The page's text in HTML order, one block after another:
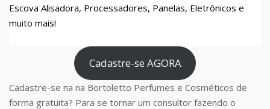
Escova Alisadora, Processadores, Panelas, Eletrônicos e
muito mais!
Cadastre-se AGORA
Cadastre-se na na Bortoletto Perfumes e Cosméticos de
forma gratuita? Para se tornar um consultor fazendo o